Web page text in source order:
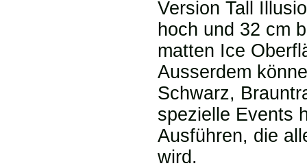
Version Tall
hoch und 32 cm
matten Ice
Ausserdem
Schwarz,
spezielle Events
Ausführen, die
wird.